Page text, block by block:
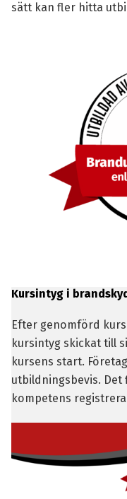
sätt kan fler hitta
Kursintyg i
Efter genomförd
kursintyg skickat till
kursens start.
utbildningsbevis.
kompetens